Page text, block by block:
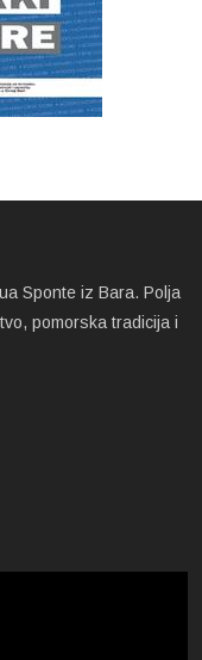
Sponte iz Bara. Polja
pomorska tradicija i